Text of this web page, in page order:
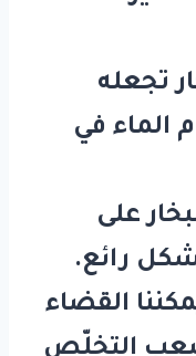
تجعله
الماء في
على
رائع.
القضاء
التخلّص